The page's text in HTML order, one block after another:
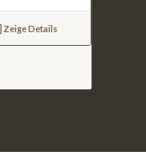
Zeige Details